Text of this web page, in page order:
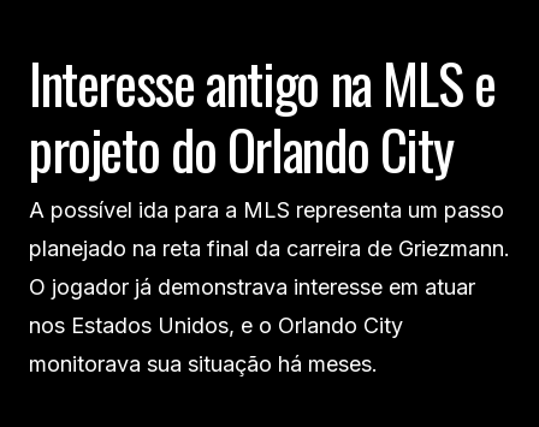
Interesse antigo na MLS e
projeto do Orlando City
A possível ida para a MLS representa um passo
planejado na reta final da carreira de Griezmann.
O jogador já demonstrava interesse em atuar
nos Estados Unidos, e o Orlando City
monitorava sua situação há meses.